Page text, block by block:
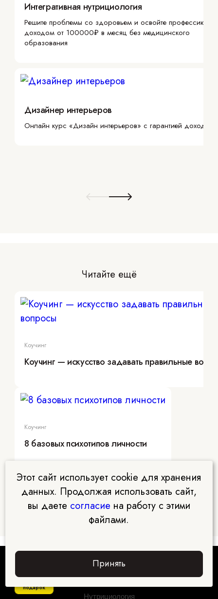
подарок
Интегративная нутрициология
Решите проблемы со здоровьем и освойте профессию с
доходом от 100000₽ в месяц без медицинского
образования
Дизайнер интерьеров
Онлайн курс «Дизайн интерьеров» с гарантией дохода
Читайте ещё
Коучинг
Коучинг — искусство задавать правильные
Коучинг
8 базовых психотипов личности
Студентам
Нутрициология
Этот сайт использует cookie для хранения
данных. Продолжая использовать сайт,
вы даете согласие на работу с этими
файлами.
Принять